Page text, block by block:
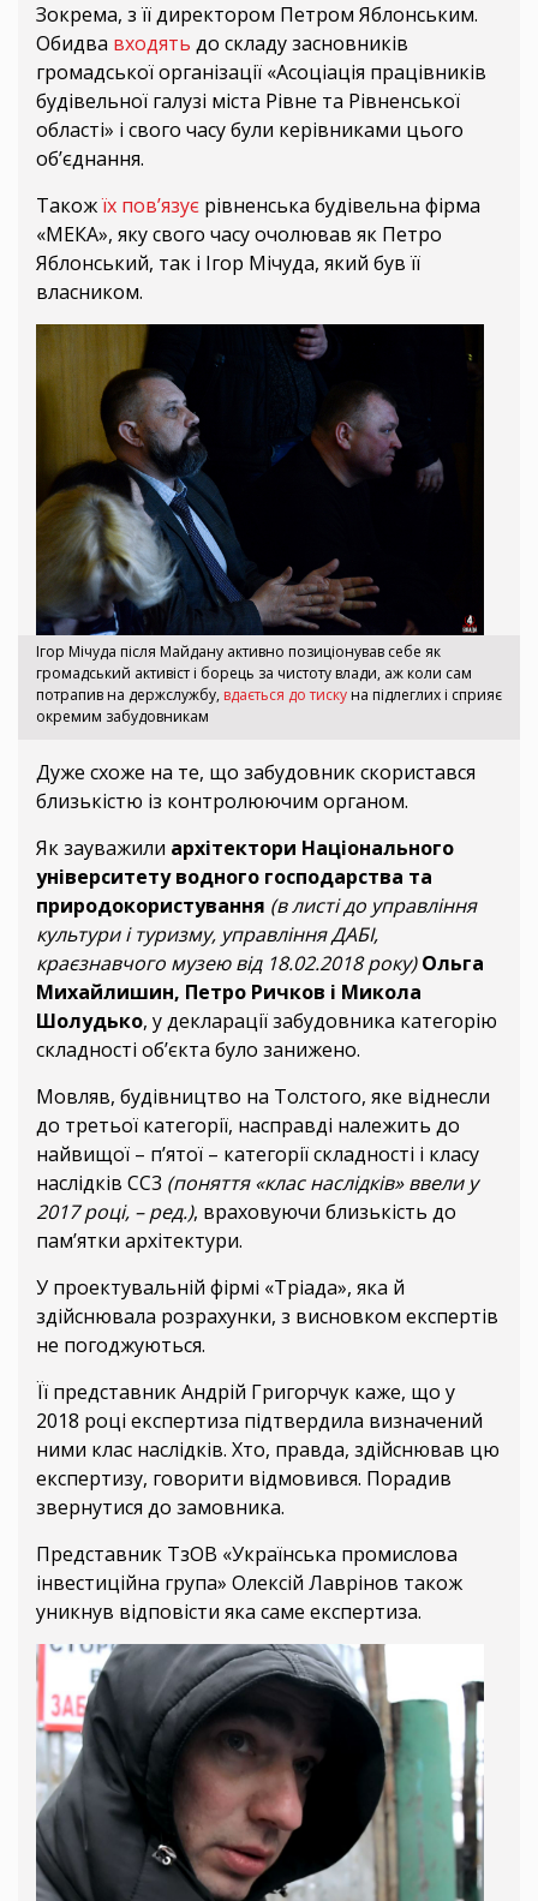
Зокрема, з її директором Петром Яблонським.
Обидва входять до складу засновників
громадської організації «Асоціація працівників
будівельної галузі міста Рівне та Рівненської
області» і свого часу були керівниками цього
об’єднання.
Такожїх пов’язує рівненська будівельна фірма
«МЕКА», яку свого часу очолював як Петро
Яблонський, так і Ігор Мічуда, який був її
власником.
Ігор Мічуда після Майдану активно позиціонував себе як
громадський активіст і борець за чистоту влади, аж коли сам
потрапив на держслужбу, вдається до тиску на підлеглих і сприяє
окремим забудовникам
Дуже схоже на те, що забудовник скористався
близькістю із контролюючим органом.
Як зауважили архітектори Національного
університету водного господарства та
природокористування (в листі до управління
культури і туризму, управління ДАБІ,
краєзнавчого музею від 18.02.2018 року) Ольга
Михайлишин, Петро Ричков і Микола
Шолудько, у декларації забудовника категорію
складності об’єкта було занижено.
Мовляв, будівництво на Толстого, яке віднесли
до третьої категорії, насправді належить до
найвищої – п’ятої – категорії складності і класу
наслідків CC3 (поняття «клас наслідків» ввели у
2017 році, – ред.), враховуючи близькість до
пам’ятки архітектури.
У проектувальній фірмі «Тріада», яка й
здійснювала розрахунки, з висновком експертів
не погоджуються.
Її представник Андрій Григорчук каже, що у
2018 році експертиза підтвердила визначений
ними клас наслідків. Хто, правда, здійснював цю
експертизу, говорити відмовився. Порадив
звернутися до замовника.
Представник ТзОВ «Українська промислова
інвестиційна група» Олексій Лаврінов також
уникнув відповісти яка саме експертиза.